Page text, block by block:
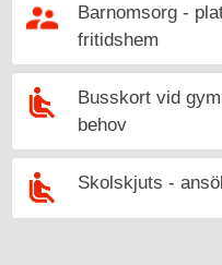
Barnomsorg -
fritidshem
Busskort vid
behov
Skolskjuts -